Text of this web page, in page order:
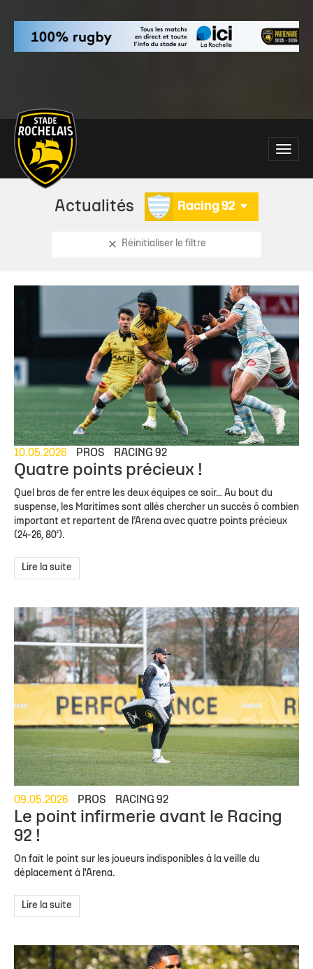
Main
site
navigation
Toggle
Actualités Racing 92
Réinitialiser le filtre
10.05.2026 PROS RACING 92
Quatre points précieux !
Quel bras de fer entre les deux équipes ce soir… Au bout du
suspense, les Maritimes sont allés chercher un succès ô combien
important et repartent de l’Arena avec quatre points précieux
(24-26, 80’).
Lire la suite
09.05.2026 PROS RACING 92
Le point infirmerie avant le Racing
92 !
On fait le point sur les joueurs indisponibles à la veille du
déplacement à l'Arena.
Lire la suite